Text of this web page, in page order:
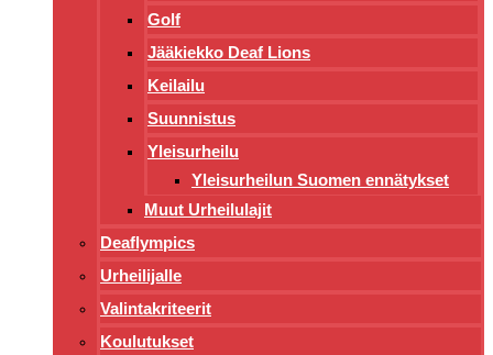
Golf
Jääkiekko Deaf Lions
Keilailu
Suunnistus
Yleisurheilu
Yleisurheilun Suomen ennätykset
Muut Urheilulajit
Deaflympics
Urheilijalle
Valintakriteerit
Koulutukset